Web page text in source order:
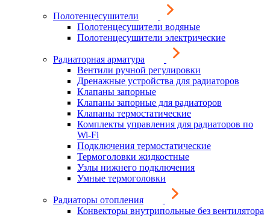
Полотенцесушители
Полотенцесушители водяные
Полотенцесушители электрические
Радиаторная арматура
Вентили ручной регулировки
Дренажные устройства для радиаторов
Клапаны запорные
Клапаны запорные для радиаторов
Клапаны термостатические
Комплекты управления для радиаторов по
Wi-Fi
Подключения термостатические
Термоголовки жидкостные
Узлы нижнего подключения
Умные термоголовки
Радиаторы отопления
Конвекторы внутрипольные без вентилятора